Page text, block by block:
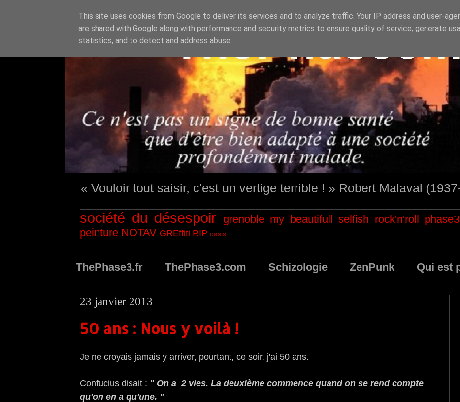
« Vouloir tout saisir, c'est un vertige terrible ! » Robert Malaval
société du désespoir grenoble my beautifull selfish rock'n'roll phase3
peinture NOTAV GREffiti RIP oasis
ThePhase3.fr ThePhase3.com Schizologie ZenPunk Qui est
23 janvier 2013
50 ans : Nous y voilà !
Je ne croyais jamais y arriver, pourtant, ce soir, j'ai 50 ans.
Confucius disait : " On a 2 vies. La deuxième commence quand on se rend compte
qu'on en a qu'une. "
This site uses cookies from Google to deliver its services and to analyze traffic. Your IP address and user-
are shared with Google along with performance and security metrics to ensure quality of service, generate
statistics, and to detect and address abuse.